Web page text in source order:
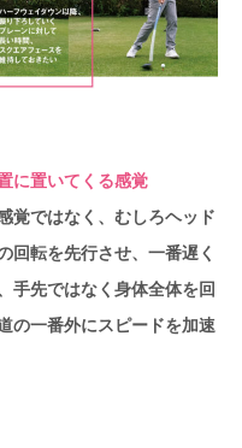
に置いてくる感覚
覚ではなく、むしろヘッド
回転を先行させ、一番遅く
手先ではなく身体全体を回
の一番外にスピードを加速